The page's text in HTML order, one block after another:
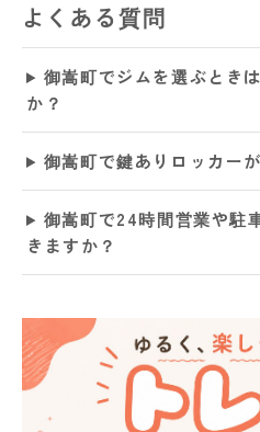
よくある質問
御嵩町でジムを選ぶとき
か？
御嵩町で鍵ありロッカー
御嵩町で24時間営業や駐
きますか？